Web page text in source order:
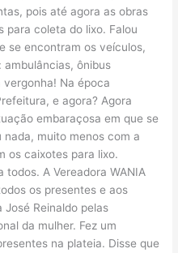
pois até agora as obras
para coleta do lixo. Falou
se encontram os veículos,
ônibus
Na época
e agora? Agora
embaraçosa em que se
muito menos com a
os caixotes para lixo.
todos. A Vereadora WANIA
os presentes e aos
Reinaldo pelas
da mulher. Fez um
na plateia. Disse que